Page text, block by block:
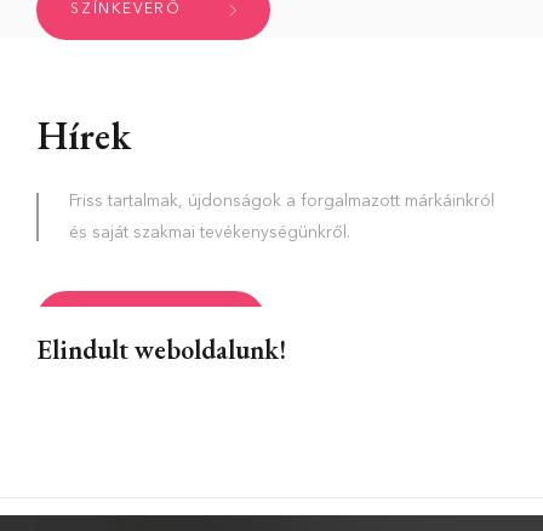
SZÍNKEVERŐ
Hírek
Friss tartalmak, újdonságok a forgalmazott márkáinkról
és saját szakmai tevékenységünkről.
Elindult weboldalunk!